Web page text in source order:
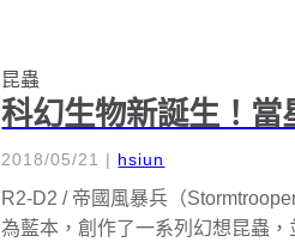
昆蟲
科幻生物新誕生！
2018/05/21 | hsiun
R2-D2 / 帝國風暴兵（
為藍本，創作了一系列幻想昆蟲